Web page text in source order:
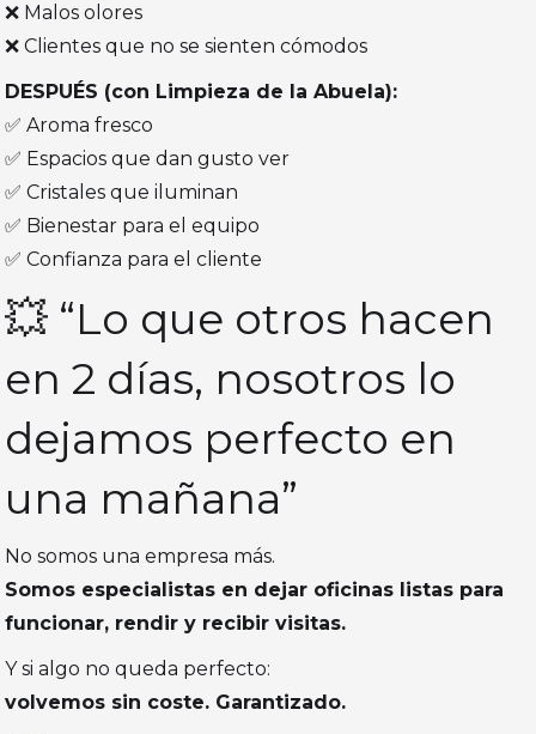
❌ Malos olores
❌ Clientes que no se sienten cómodos
DESPUÉS (con Limpieza de la Abuela):
✅ Aroma fresco
✅ Espacios que dan gusto ver
✅ Cristales que iluminan
✅ Bienestar para el equipo
✅ Confianza para el cliente
💥 “Lo que otros hacen
en 2 días, nosotros lo
dejamos perfecto en
una mañana”
No somos una empresa más.
Somos especialistas en dejar oficinas listas para
funcionar, rendir y recibir visitas.
Y si algo no queda perfecto:
volvemos sin coste. Garantizado.